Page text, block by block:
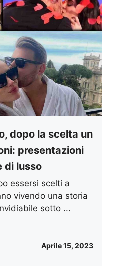
dopo la scelta un
presentazioni
di lusso
essersi scelti a
vivendo una storia
sotto ...
Aprile 15, 2023